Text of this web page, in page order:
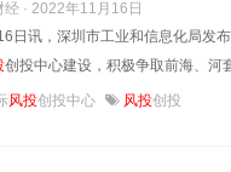
经 · 2022年11月16日
日讯，深圳市工业和信息化局发
创投中心建设，积极争取前海、河
风投创投中心 风投创投